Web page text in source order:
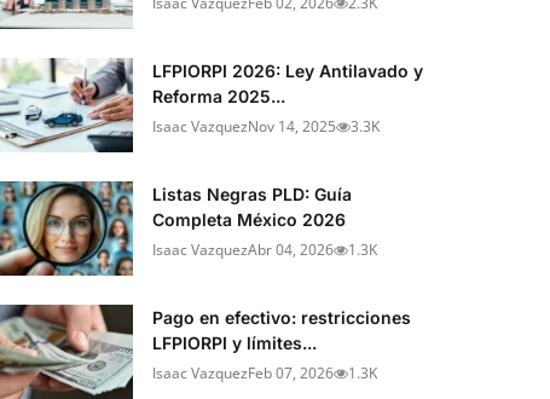
LFPIORPI 2026: Ley Antilavado y
Reforma 2025...
Isaac VazquezNov 14, 2025 3.3K
Listas Negras PLD: Guía
Completa México 2026
Isaac VazquezAbr 04, 2026 1.3K
Pago en efectivo: restricciones
LFPIORPI y límites...
Isaac VazquezFeb 07, 2026 1.3K